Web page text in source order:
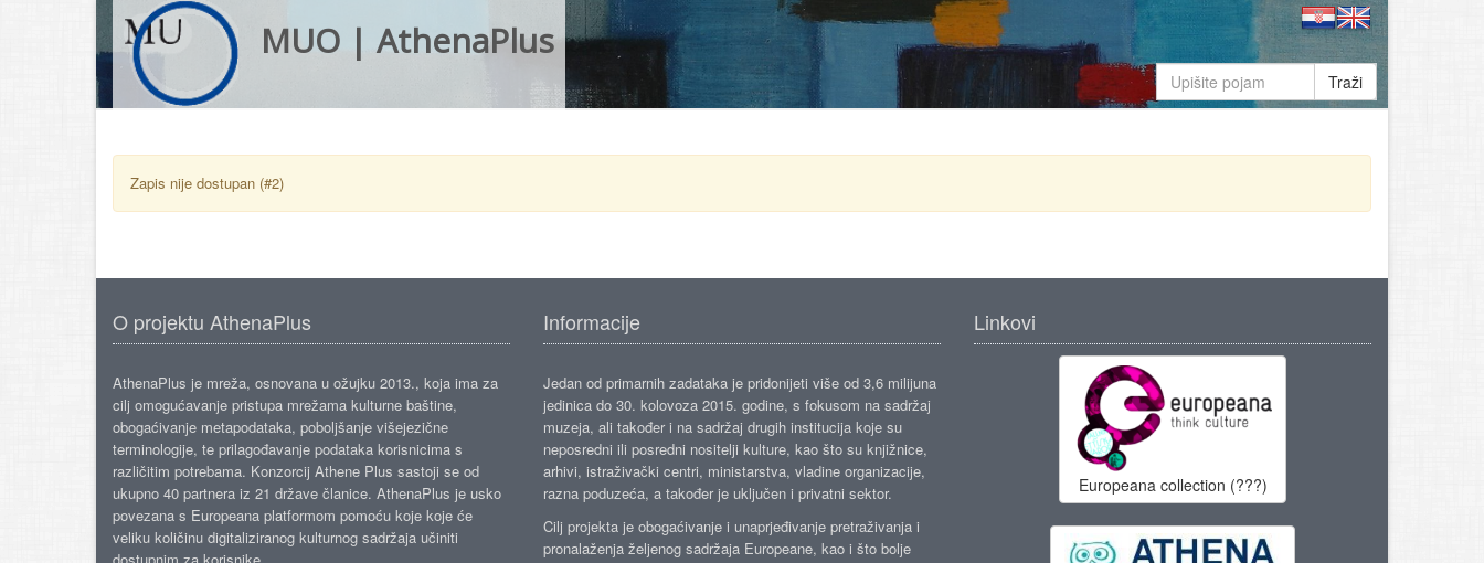
MUO | AthenaPlus
Traži
Zapis nije dostupan (#2)
O projektu AthenaPlus
AthenaPlus je mreža, osnovana u ožujku 2013., koja ima za
cilj omogućavanje pristupa mrežama kulturne baštine,
obogaćivanje metapodataka, poboljšanje višejezične
terminologije, te prilagođavanje podataka korisnicima s
različitim potrebama. Konzorcij Athene Plus sastoji se od
ukupno 40 partnera iz 21 države članice. AthenaPlus je usko
povezana s Europeana platformom pomoću koje koje će
veliku količinu digitaliziranog kulturnog sadržaja učiniti
Informacije
Jedan od primarnih zadataka je pridonijeti više od 3,6 milijuna
jedinica do 30. kolovoza 2015. godine, s fokusom na sadržaj
muzeja, ali također i na sadržaj drugih institucija koje su
neposredni ili posredni nositelji kulture, kao što su knjižnice,
arhivi, istraživački centri, ministarstva, vladine organizacije,
razna poduzeća, a također je uključen i privatni sektor.
Cilj projekta je obogaćivanje i unaprjeđivanje pretraživanja i
pronalaženja željenog sadržaja Europeane, kao i što bolje
Linkovi
Europeana collection (???)